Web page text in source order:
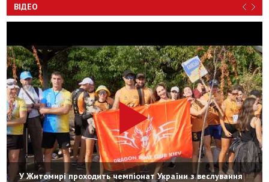
ВІДЕО
У Житомирі проходить чемпіонат України з веслування